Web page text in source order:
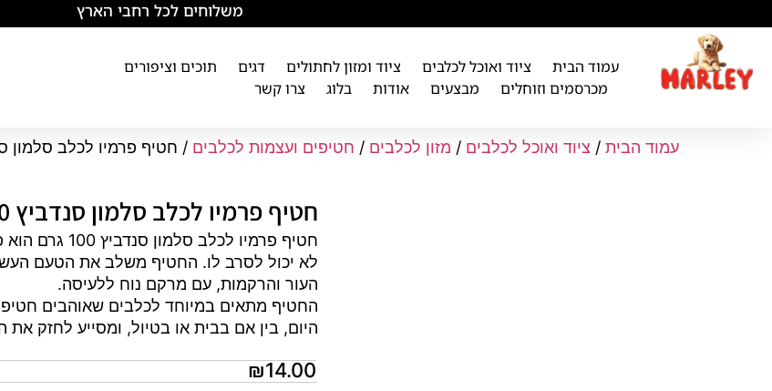
משלוחים לכל רחבי הארץ
עמוד הבית ציוד ואוכל לכלבים ציוד ומזון לחתולים דגים
תוכים וציפורים
מכרסמים וזוחלים
מבצעים אודות בלוג צרו קשר
עמוד הבית / ציוד ואוכל לכלבים / מזון לכלבים / חטיפים ועצמות לכלבים / חטיף פרמיו לכלב סלמון סנדביץ
חטיף פרמיו לכלב סלמון סנדביץ 100 גרם
חטיף פרמיו
לא יכול לסרב לו. החטיף משלב את הטעם
העור והרקמות, עם מרקם נוח ללעיסה.
החטיף מתאים במיוחד לכלבים שאוהבים
היום, בין אם בבית או בטיול, ומסייע לחזק
₪14.00